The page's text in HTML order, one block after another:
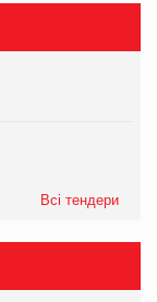
Всі тендери